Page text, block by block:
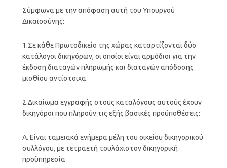
Σύμφωνα με την απόφαση αυτή του Υπουργού
Δικαιοσύνης:
1.Σε κάθε Πρωτοδικείο της χώρας καταρτίζονται δύο
κατάλογοι δικηγόρων, οι οποίοι είναι αρμόδιοι για την
έκδοση διαταγών πληρωμής και διαταγών απόδοσης
μισθίου αντίστοιχα.
2.Δικαίωμα εγγραφής στους καταλόγους αυτούς έχουν
δικηγόροι που πληρούν τις εξής βασικές προϋποθέσεις:
Α. Είναι ταμειακά ενήμερα μέλη του οικείου δικηγορικού
συλλόγου, με τετραετή τουλάχιστον δικηγορική
προϋπηρεσία